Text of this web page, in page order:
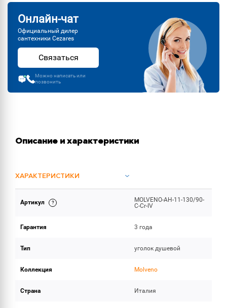
Онлайн-чат
Официальный дилер
сантехники Cezares
Связаться
Можно написать или
позвонить
Описание и характеристики
ХАРАКТЕРИСТИКИ
ОБЪЕМ ПОСТАВКИ
Артикул
MOLVENO-AH-11-130/90-
C-Cr-IV
Гарантия 3 года
Тип уголок душевой
Коллекция Molveno
Страна Италия